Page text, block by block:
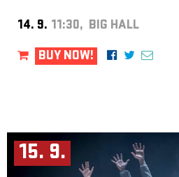
14. 9. 11:30, BIG HALL
BUY NOW!
15. 9.